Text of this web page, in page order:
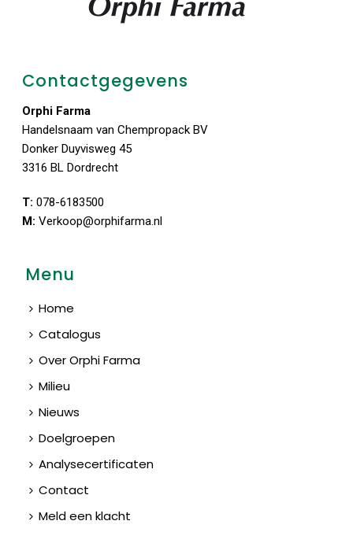
Contactgegevens
Orphi Farma
Handelsnaam van Chempropack BV
Donker Duyvisweg 45
3316 BL Dordrecht
T: 078-6183500
M: Verkoop@orphifarma.nl
Menu
Home
Catalogus
Over Orphi Farma
Milieu
Nieuws
Doelgroepen
Analysecertificaten
Contact
Meld een klacht